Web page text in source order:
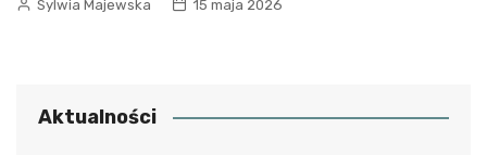
Sylwia Majewska 15 maja 2026
Aktualności